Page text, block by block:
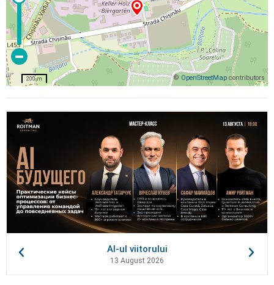
© OpenStreetMap contributors
200 m
AI-ul viitorului
13 August 2026